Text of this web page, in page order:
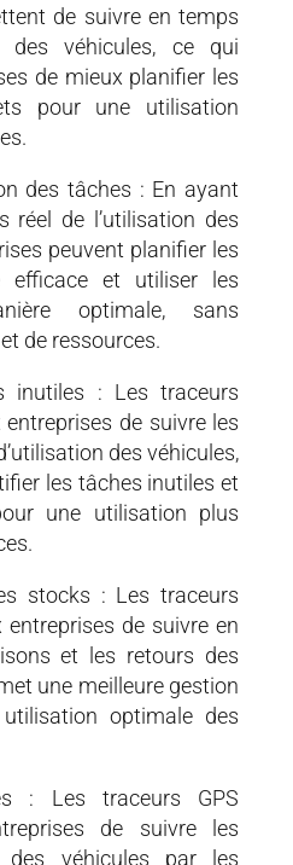
de suivre en temps
des véhicules, ce qui
de mieux planifier les
pour une utilisation
des tâches : En ayant
réel de l’utilisation des
peuvent planifier les
efficace et utiliser les
optimale, sans
de ressources.
inutiles : Les traceurs
de suivre les
des véhicules,
les tâches inutiles et
une utilisation plus
stocks : Les traceurs
de suivre en
et les retours des
une meilleure gestion
optimale des
: Les traceurs GPS
de suivre les
des véhicules par les